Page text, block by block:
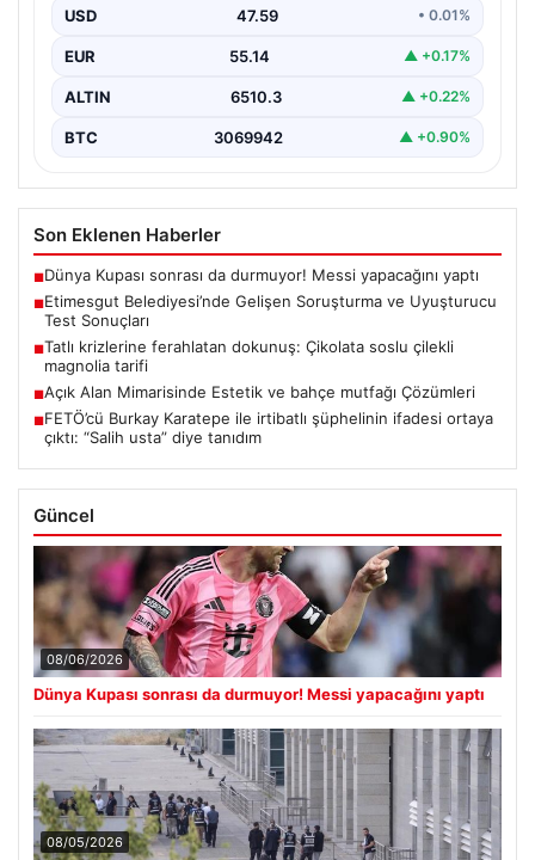
Son günlerde yayılan haberler, Etimesgut
seriyor. Soruşturma kapsamında,…
USD 47.59 • 0.01%
EUR 55.14 ▲ +0.17%
ALTIN 6510.3 ▲ +0.22%
BTC 3069942 ▲ +0.90%
Son Eklenen Haberler
■Dünya Kupası sonrası da durmuyor! Messi yapacağını yaptı
■Etimesgut Belediyesi’nde Gelişen Soruşturma ve Uyuşturucu
Test Sonuçları
■Tatlı krizlerine ferahlatan dokunuş: Çikolata soslu çilekli
magnolia tarifi
■Açık Alan Mimarisinde Estetik ve bahçe mutfağı Çözümleri
■FETÖ’cü Burkay Karatepe ile irtibatlı şüphelinin ifadesi ortaya
çıktı: “Salih usta” diye tanıdım
Güncel
08/06/2026
Dünya Kupası sonrası da durmuyor! Messi yapacağını yaptı
08/05/2026